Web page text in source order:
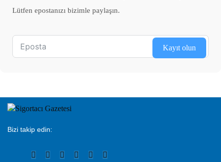
Lütfen epostanızı bizimle paylaşın.
Kayıt olun
Bizi takip edin: